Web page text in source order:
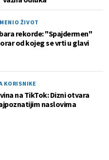
ŽIVOT
rekorde: "Spajdermen"
od kojeg se vrti u glavi
KORISNIKE
na TikTok: Dizni otvara
naslovima